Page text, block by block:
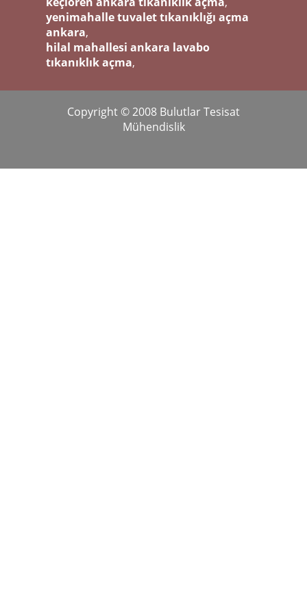
yenimahalle tuvalet tıkanıklığı açma
ankara,
hilal mahallesi ankara lavabo
tıkanıklık açma,
Copyright © 2008 Bulutlar Tesisat
Mühendislik